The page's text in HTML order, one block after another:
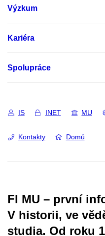
Výzkum
Kariéra
Spolupráce
IS INET MU
Kontakty Domů
FI MU – první
V historii, ve
studia. Od roku